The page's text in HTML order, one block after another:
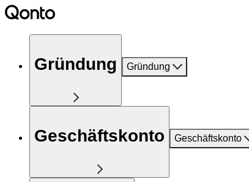
Gründung Gründung
Geschäftskonto Geschäftskonto